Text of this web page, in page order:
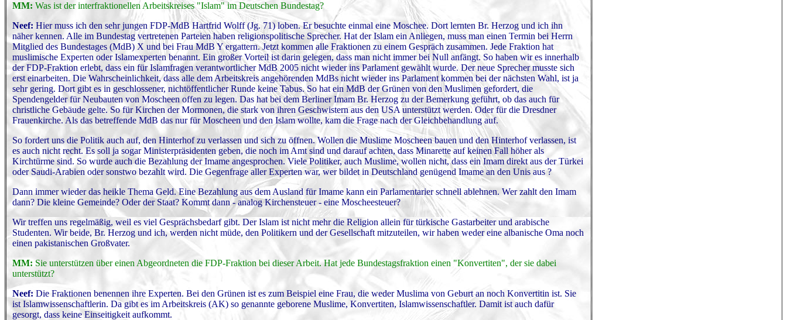
MM: Was ist der interfraktionellen Arbeitskreises "Islam" im Deutschen Bundestag?
Neef: Hier muss ich den sehr jungen FDP-MdB Hartfrid Wolff (Jg. 71) loben. Er besuchte einmal eine Moschee. Dort lernten Br. Herzog und ich ihn
näher kennen. Alle im Bundestag vertretenen Parteien haben religionspolitische Sprecher. Hat der Islam ein Anliegen, muss man einen Termin bei Herrn
Mitglied des Bundestages (MdB) X und bei Frau MdB Y ergattern. Jetzt kommen alle Fraktionen zu einem Gespräch zusammen. Jede Fraktion hat
muslimische Experten oder Islamexperten benannt. Ein großer Vorteil ist darin gelegen, dass man nicht immer bei Null anfängt. So haben wir es innerhalb
der FDP-Fraktion erlebt, dass ein für Islamfragen verantwortlicher MdB 2005 nicht wieder ins Parlament gewählt wurde. Der neue Sprecher musste sich
erst einarbeiten. Die Wahrscheinlichkeit, dass alle dem Arbeitskreis angehörenden MdBs nicht wieder ins Parlament kommen bei der nächsten Wahl, ist ja
sehr gering. Dort gibt es in geschlossener, nichtöffentlicher Runde keine Tabus. So hat ein MdB der Grünen von den Muslimen gefordert, die
Spendengelder für Neubauten von Moscheen offen zu legen. Das hat bei dem Berliner Imam Br. Herzog zu der Bemerkung geführt, ob das auch für
christliche Gebäude gelte. So für Kirchen der Mormonen, die stark von ihren Geschwistern aus den USA unterstützt werden. Oder für die Dresdner
Frauenkirche. Als das betreffende MdB das nur für Moscheen und den Islam wollte, kam die Frage nach der Gleichbehandlung auf.
So fordert uns die Politik auch auf, den Hinterhof zu verlassen und sich zu öffnen. Wollen die Muslime Moscheen bauen und den Hinterhof verlassen, ist
es auch nicht recht. Es soll ja sogar Ministerpräsidenten geben, die noch im Amt sind und darauf achten, dass Minarette auf keinen Fall höher als
Kirchtürme sind. So wurde auch die Bezahlung der Imame angesprochen. Viele Politiker, auch Muslime, wollen nicht, dass ein Imam direkt aus der Türkei
oder Saudi-Arabien oder sonstwo bezahlt wird. Die Gegenfrage aller Experten war, wer bildet in Deutschland genügend Imame an den Unis aus ?
Dann immer wieder das heikle Thema Geld. Eine Bezahlung aus dem Ausland für Imame kann ein Parlamentarier schnell ablehnen. Wer zahlt den Imam
dann? Die kleine Gemeinde? Oder der Staat? Kommt dann - analog Kirchensteuer - eine Moscheesteuer?
Wir treffen uns regelmäßig, weil es viel Gesprächsbedarf gibt. Der Islam ist nicht mehr die Religion allein für türkische Gastarbeiter und arabische
Studenten. Wir beide, Br. Herzog und ich, werden nicht müde, den Politikern und der Gesellschaft mitzuteilen, wir haben weder eine albanische Oma noch
einen pakistanischen Großvater.
MM: Sie unterstützen über einen Abgeordneten die FDP-Fraktion bei dieser Arbeit. Hat jede Bundestagsfraktion einen "Konvertiten", der sie dabei
unterstützt?
Neef: Die Fraktionen benennen ihre Experten. Bei den Grünen ist es zum Beispiel eine Frau, die weder Muslima von Geburt an noch Konvertitin ist. Sie
ist Islamwissenschaftlerin. Da gibt es im Arbeitskreis (AK) so genannte geborene Muslime, Konvertiten, Islamwissenschaftler. Damit ist auch dafür
gesorgt, dass keine Einseitigkeit aufkommt.